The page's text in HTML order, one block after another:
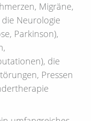
Migräne,
Neurologie
Parkinson),
die
Pressen